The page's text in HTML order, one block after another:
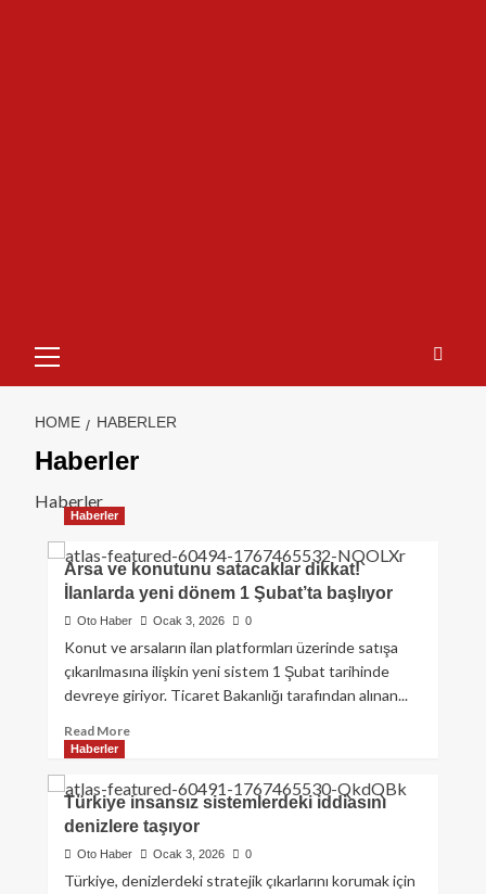
HOME HABERLER
Haberler
Haberler
Haberler
Arsa ve konutunu satacaklar dikkat!
İlanlarda yeni dönem 1 Şubat’ta başlıyor
Oto Haber Ocak 3, 2026 0
Konut ve arsaların ilan platformları üzerinde satışa
çıkarılmasına ilişkin yeni sistem 1 Şubat tarihinde
devreye giriyor. Ticaret Bakanlığı tarafından alınan...
Read More
Haberler
Türkiye insansız sistemlerdeki iddiasını
denizlere taşıyor
Oto Haber Ocak 3, 2026 0
Türkiye, denizlerdeki stratejik çıkarlarını korumak için